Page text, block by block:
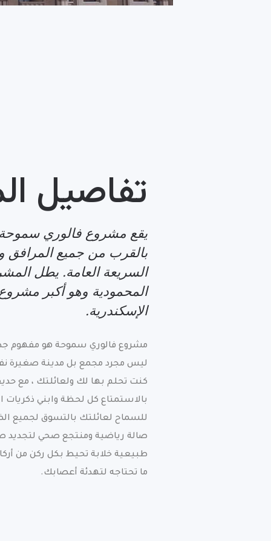
تفاصيل
يقع مشروع فالوري
بالقرب من جميع المرافق
السريعة العامة. يطل
المحمودية وهو أكبر
الإسكندرية.
مشروع فالوري سموحة هو مفهوم
ليس مجرد مجمع بل مدينة صغيرة
كنت تحلم بها لك ولعائلتك ، مع
بالاستمتاع كل لحظة وابني ذكريات
للسماح لعائلتك بالتسوق لجميع
صالة رياضية ومنتجع صحي
طبيعية خلابة تحيط بكل ركن من
ما تحتاجه لتهدئة أعصابك.